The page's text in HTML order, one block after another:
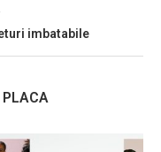
imbatabile